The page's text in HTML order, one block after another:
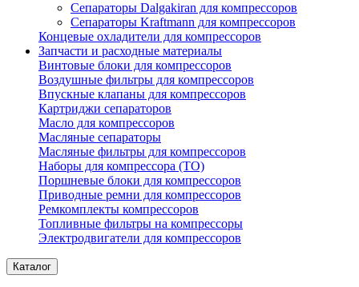
Сепараторы Dalgakiran для компрессоров
Сепараторы Kraftmann для компрессоров
Концевые охладители для компрессоров
Запчасти и расходные материалы
Винтовые блоки для компрессоров
Воздушные фильтры для компрессоров
Впускные клапаны для компрессоров
Картриджи сепараторов
Масло для компрессоров
Масляные сепараторы
Масляные фильтры для компрессоров
Наборы для компрессора (ТО)
Поршневые блоки для компрессоров
Приводные ремни для компрессоров
Ремкомплекты компрессоров
Топливные фильтры на компрессоры
Электродвигатели для компрессоров
Каталог